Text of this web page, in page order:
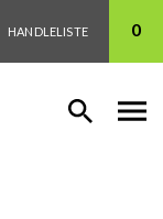
HANDLELISTE 0